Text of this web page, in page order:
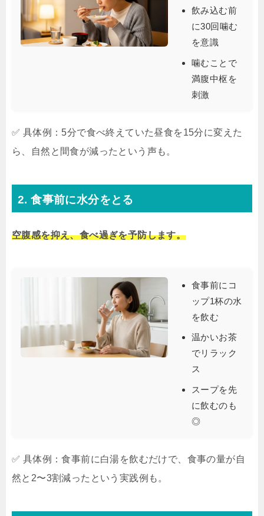
飲み込む前
に30回噛む
を意識
噛むことで
満腹中枢を
刺激
✅ 具体例：5分で食べ終えていた昼食を15分に変えた
ら、自然と間食が減ったという声も。
2. 食事前に水分をとる
空腹感を抑え、食べ過ぎを予防します。
食事前にコ
ップ1杯の水
を飲む
温かいお茶
でリラック
ス
スープを先
に飲むのも
◎
✅ 具体例：食事前に白湯を飲むだけで、食事の量が自
然と2〜3割減ったという実践例も。